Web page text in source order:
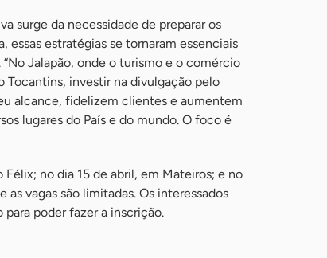
surge da necessidade de preparar os
essas estratégias se tornaram essenciais
Jalapão, onde o turismo e o comércio
investir na divulgação pelo
alcance, fidelizem clientes e aumentem
lugares do País e do mundo. O foco é
no dia 15 de abril, em Mateiros; e no
as vagas são limitadas. Os interessados
para poder fazer a inscrição.